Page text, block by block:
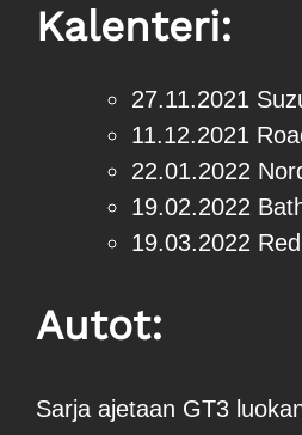
Kalenteri:
27.11.2021
11.12.2021
22.01.2022
19.02.2022
19.03.2022
Autot:
Sarja ajetaan GT3